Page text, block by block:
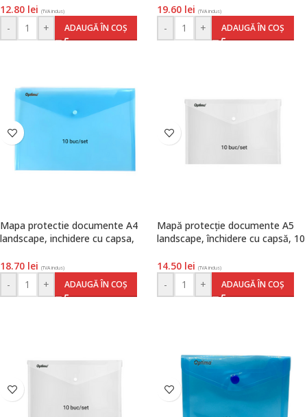
Optima
12.80 lei (TVA inclus)
- + ADAUGĂ ÎN COȘ
transparent, Optima
19.60 lei (TVA inclus)
- + ADAUGĂ ÎN COȘ
Mapa protectie documente A4
landscape, inchidere cu capsa,
transparent, Optima
18.70 lei (TVA inclus)
- + ADAUGĂ ÎN COȘ
Mapă protecție documente A5
landscape, închidere cu capsă, 10
transparent, Optima
14.50 lei (TVA inclus)
- + ADAUGĂ ÎN COȘ